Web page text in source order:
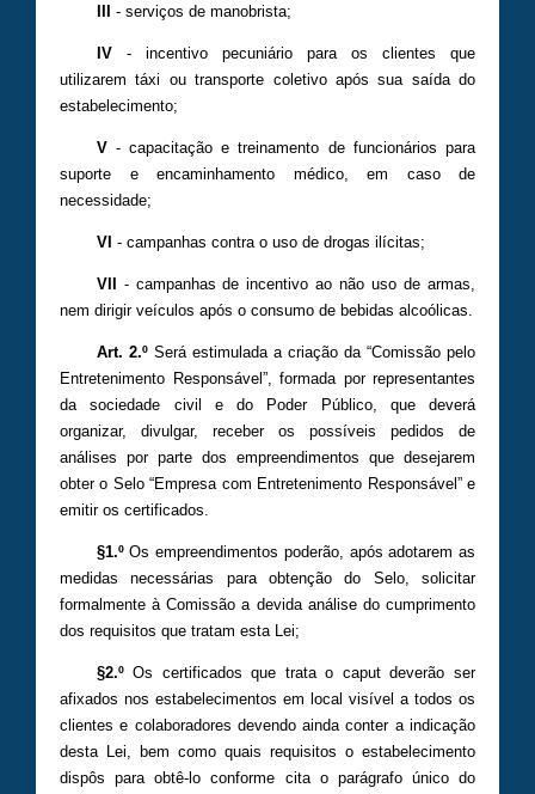
- serviços de manobrista;
IV- incentivo pecuniário para os clientes que
utilizarem táxi ou transporte coletivo após sua saída do
estabelecimento;
V- capacitação e treinamento de funcionários para
suporte e encaminhamento médico, em caso de
necessidade;
VI - campanhas contra o uso de drogas ilícitas;
VII
- campanhas de incentivo ao não uso de armas,
nem dirigir veículos após o consumo de bebidas alcoólicas.
Art. 2.ºSerá estimulada a criação da “Comissão pelo
Entretenimento Responsável”, formada por representantes
da sociedade civil e do Poder Público, que deverá
organizar, divulgar, receber os possíveis pedidos de
análises por parte dos empreendimentos que desejarem
obter o Selo “Empresa com Entretenimento Responsável” e
emitir os certificados.
§1.ºOs empreendimentos poderão, após adotarem as
medidas necessárias para obtenção do Selo, solicitar
formalmente à Comissão a devida análise do cumprimento
dos requisitos que tratam esta Lei;
§2.ºOs certificados que trata o caput deverão ser
afixados nos estabelecimentos em local visível a todos os
clientes e colaboradores devendo ainda conter a indicação
desta Lei, bem como quais requisitos o estabelecimento
dispôs para obtê-lo conforme cita o parágrafo único do